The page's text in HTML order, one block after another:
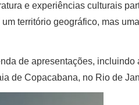
e experiências culturais
território geográfico, mas
de apresentações,
de Copacabana, no Rio de